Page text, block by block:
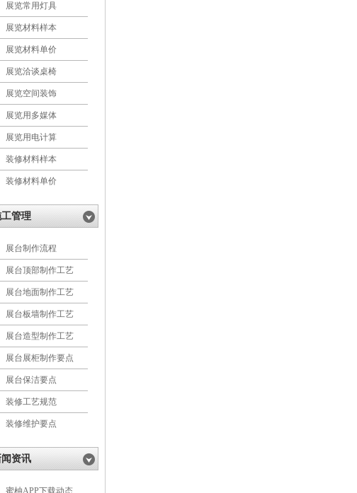
展览常用灯具
展览材料样本
展览材料单价
展览洽谈桌椅
展览空间装饰
展览用多媒体
展览用电计算
装修材料样本
装修材料单价
管理
展台制作流程
展台顶部制作工艺
展台地面制作工艺
展台板墙制作工艺
展台造型制作工艺
展台展柜制作要点
展台保洁要点
装修工艺规范
装修维护要点
资讯
蜜柚APP下载动态